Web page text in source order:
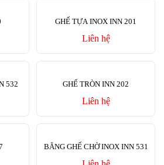
GHẾ TỰA INOX INN 201
Liên hệ
532 GHẾ TRÒN INN 202
Liên hệ
BĂNG GHẾ CHỜ INOX INN 531